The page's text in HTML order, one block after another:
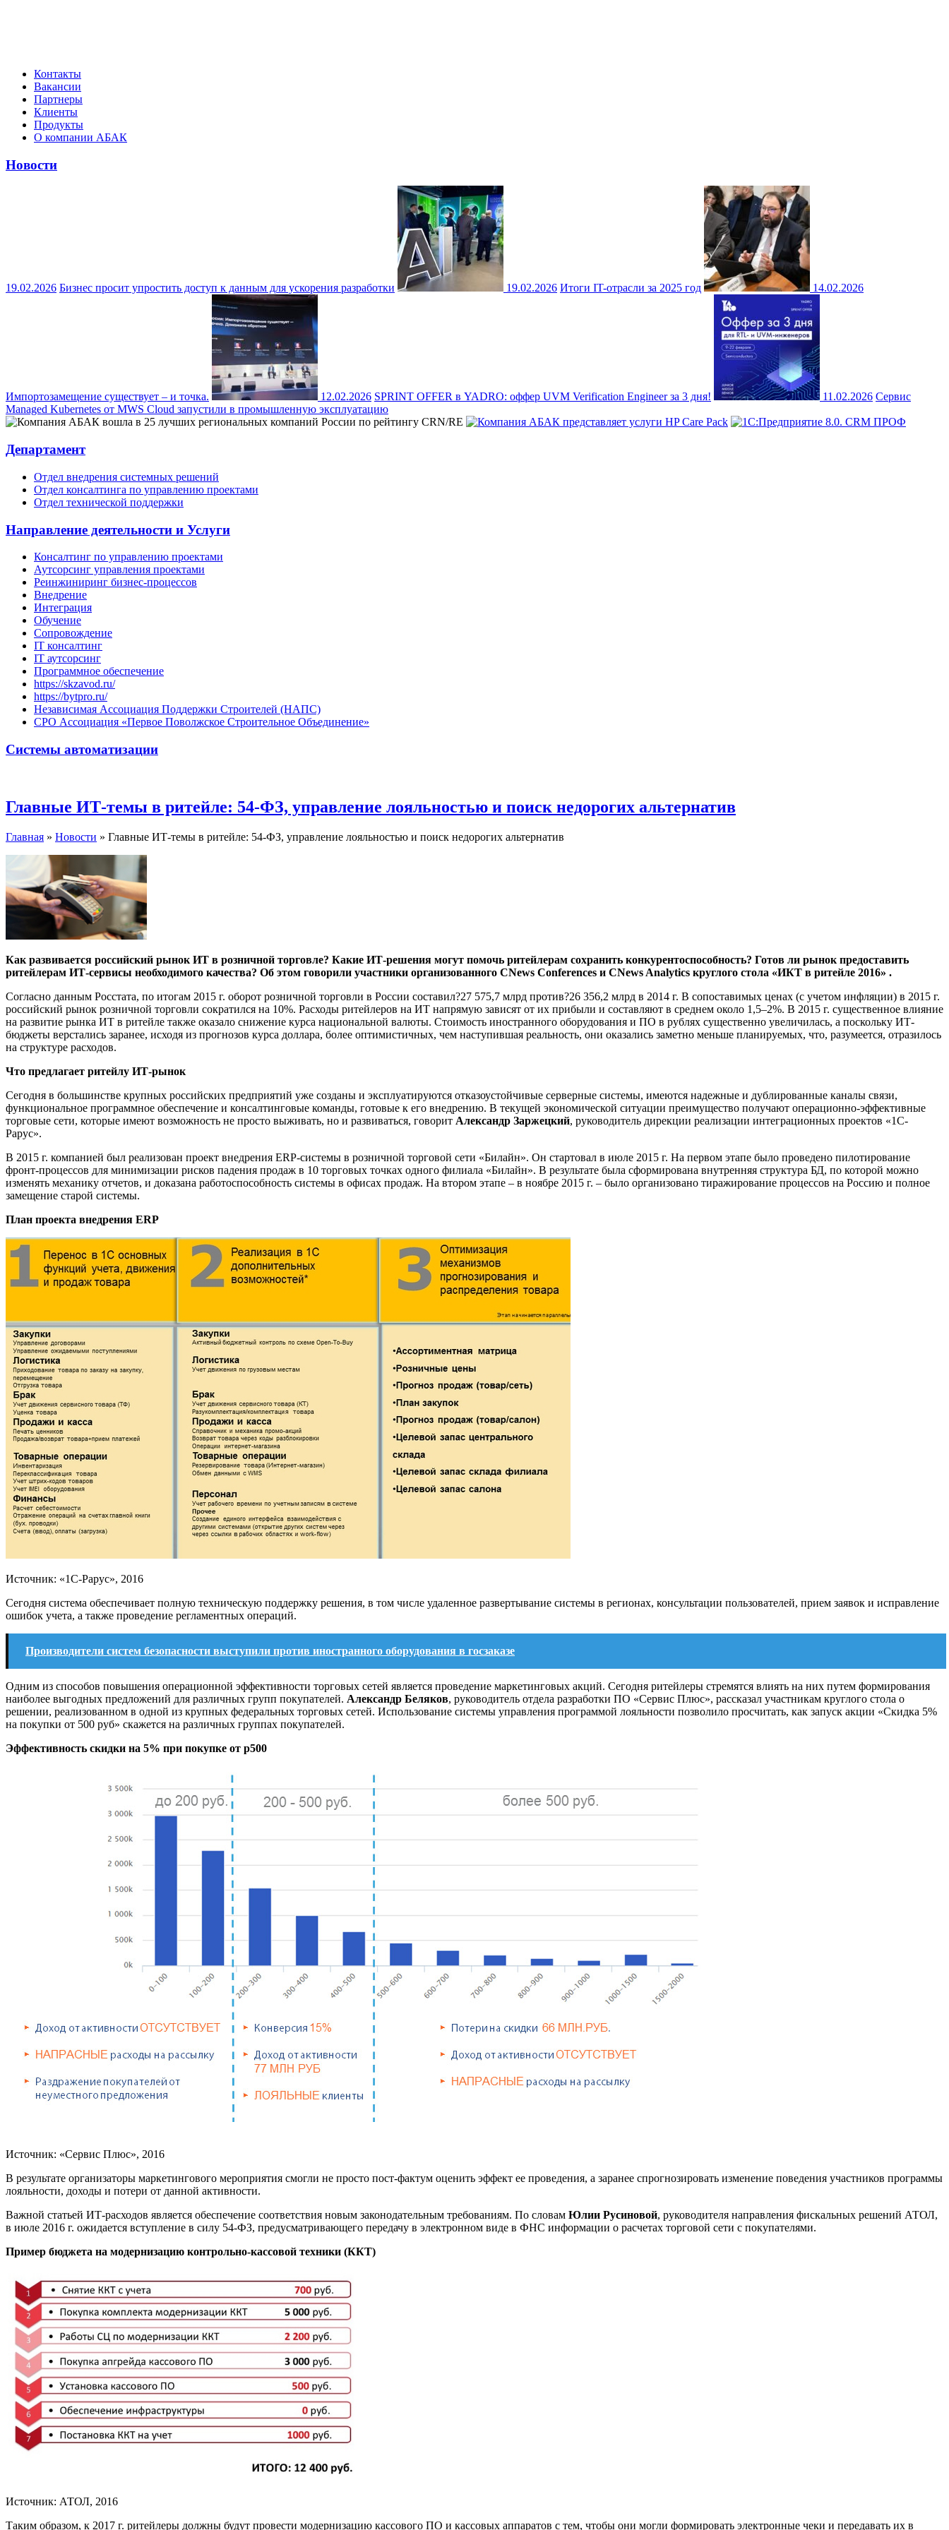
Контакты
Вакансии
Партнеры
Клиенты
Продукты
О компании АБАК
Новости
19.02.2026 Бизнес просит упростить доступ к данным для ускорения разработки 19.02.2026 Итоги IT-отрасли за 2025 год 14.02.2026
Импортозамещение существует – и точка. 12.02.2026 SPRINT OFFER в YADRO: оффер UVM Verification Engineer за 3 дня! 11.02.2026 Сервис
Managed Kubernetes от MWS Cloud запустили в промышленную эксплуатацию
Департамент
Отдел внедрения системных решений
Отдел консалтинга по управлению проектами
Отдел технической поддержки
Направление деятельности и Услуги
Консалтинг по управлению проектами
Аутсорсинг управления проектами
Реинжиниринг бизнес-процессов
Внедрение
Интеграция
Обучение
Сопровождение
IT консалтинг
IT аутсорсинг
Программное обеспечение
https://skzavod.ru/
https://bytpro.ru/
Независимая Ассоциация Поддержки Строителей (НАПС)
СРО Ассоциация «Первое Поволжское Строительное Объединение»
Системы автоматизации
Главные ИТ-темы в ритейле: 54-ФЗ, управление лояльностью и поиск недорогих альтернатив
Главная » Новости » Главные ИТ-темы в ритейле: 54-ФЗ, управление лояльностью и поиск недорогих альтернатив
Как развивается российский рынок ИТ в розничной торговле? Какие ИТ-решения могут помочь ритейлерам сохранить конкурентоспособность? Готов ли рынок предоставить
ритейлерам ИТ-сервисы необходимого качества? Об этом говорили участники организованного CNews Conferences и CNews Analytics круглого стола «ИКТ в ритейле 2016» .
Согласно данным Росстата, по итогам 2015 г. оборот розничной торговли в России составил?27 575,7 млрд против?26 356,2 млрд в 2014 г. В сопоставимых ценах (с учетом инфляции) в 2015 г.
российский рынок розничной торговли сократился на 10%. Расходы ритейлеров на ИТ напрямую зависят от их прибыли и составляют в среднем около 1,5–2%. В 2015 г. существенное влияние
на развитие рынка ИТ в ритейле также оказало снижение курса национальной валюты. Стоимость иностранного оборудования и ПО в рублях существенно увеличилась, а поскольку ИТ-
бюджеты верстались заранее, исходя из прогнозов курса доллара, более оптимистичных, чем наступившая реальность, они оказались заметно меньше планируемых, что, разумеется, отразилось
на структуре расходов.
Что предлагает ритейлу ИТ-рынок
Сегодня в большинстве крупных российских предприятий уже созданы и эксплуатируются отказоустойчивые серверные системы, имеются надежные и дублированные каналы связи,
функциональное программное обеспечение и консалтинговые команды, готовые к его внедрению. В текущей экономической ситуации преимущество получают операционно-эффективные
торговые сети, которые имеют возможность не просто выживать, но и развиваться, говорит Александр Заржецкий, руководитель дирекции реализации интеграционных проектов «1С-
Рарус».
В 2015 г. компанией был реализован проект внедрения ERP-системы в розничной торговой сети «Билайн». Он стартовал в июле 2015 г. На первом этапе было проведено пилотирование
фронт-процессов для минимизации рисков падения продаж в 10 торговых точках одного филиала «Билайн». В результате была сформирована внутренняя структура БД, по которой можно
изменять механику отчетов, и доказана работоспособность системы в офисах продаж. На втором этапе – в ноябре 2015 г. – было организовано тиражирование процессов на Россию и полное
замещение старой системы.
План проекта внедрения ERP
Источник: «1С-Рарус», 2016
Сегодня система обеспечивает полную техническую поддержку решения, в том числе удаленное развертывание системы в регионах, консультации пользователей, прием заявок и исправление
ошибок учета, а также проведение регламентных операций.
Производители систем безопасности выступили против иностранного оборудования в госзаказе
Одним из способов повышения операционной эффективности торговых сетей является проведение маркетинговых акций. Сегодня ритейлеры стремятся влиять на них путем формирования
наиболее выгодных предложений для различных групп покупателей. Александр Беляков, руководитель отдела разработки ПО «Сервис Плюс», рассказал участникам круглого стола о
решении, реализованном в одной из крупных федеральных торговых сетей. Использование системы управления программой лояльности позволило просчитать, как запуск акции «Скидка 5%
на покупки от 500 руб» скажется на различных группах покупателей.
Эффективность скидки на 5% при покупке от p500
Источник: «Сервис Плюс», 2016
В результате организаторы маркетингового мероприятия смогли не просто пост-фактум оценить эффект ее проведения, а заранее спрогнозировать изменение поведения участников программы
лояльности, доходы и потери от данной активности.
Важной статьей ИТ-расходов является обеспечение соответствия новым законодательным требованиям. По словам Юлии Русиновой, руководителя направления фискальных решений АТОЛ,
в июле 2016 г. ожидается вступление в силу 54-ФЗ, предусматривающего передачу в электронном виде в ФНС информации о расчетах торговой сети с покупателями.
Пример бюджета на модернизацию контрольно-кассовой техники (ККТ)
Источник: АТОЛ, 2016
Таким образом, к 2017 г. ритейлеры должны будут провести модернизацию кассового ПО и кассовых аппаратов с тем, чтобы они могли формировать электронные чеки и передавать их в